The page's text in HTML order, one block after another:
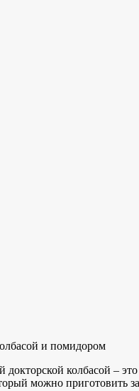
и помидором
докторской колбасой –
можно приготовить